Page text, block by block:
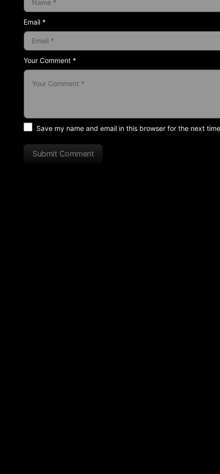
Your Comment *
Email *
Save my name and email in this browser for the next
Submit Comment